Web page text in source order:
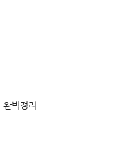
벽정리